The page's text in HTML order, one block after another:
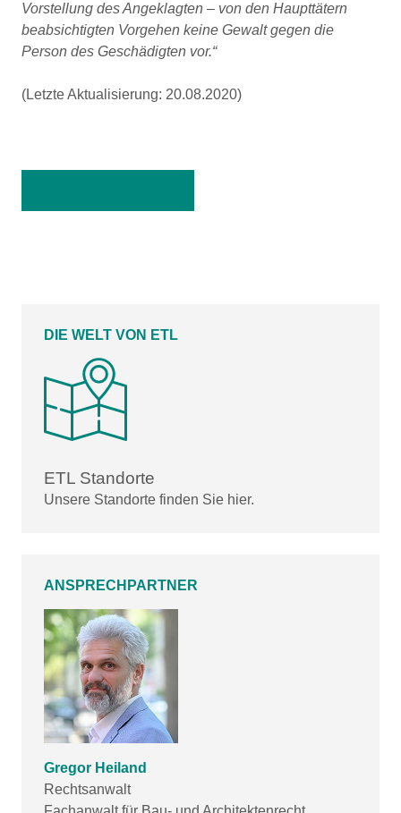
Vorstellung des Angeklagten – von den Haupttätern
beabsichtigten Vorgehen keine Gewalt gegen die
Person des Geschädigten vor.“
(Letzte Aktualisierung: 20.08.2020)
DIE WELT VON ETL
ETL Standorte
Unsere Standorte finden Sie hier.
ANSPRECHPARTNER
Gregor Heiland
Rechtsanwalt